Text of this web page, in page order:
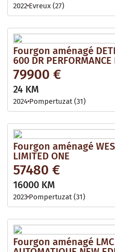
2022 Evreux (27)
Fourgon aménagé
600 DR
79900 €
24 KM
2024 Pompertuzat (31)
Fourgon aménagé
LIMITED ONE
57480 €
16000 KM
2023 Pompertuzat (31)
Fourgon aménagé LMC